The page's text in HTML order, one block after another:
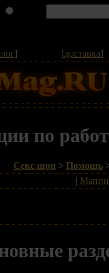
] [доставка]
по
Секс шоп > Помощь
|